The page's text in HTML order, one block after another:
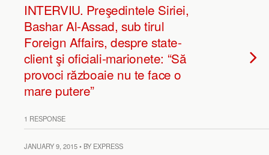
INTERVIU. Preşedintele Siriei,
Bashar Al-Assad, sub tirul
Foreign Affairs, despre state-
client şi oficiali-marionete: “Să
provoci războaie nu te face o
mare putere”
1 RESPONSE
JANUARY 9, 2015 • BY EXPRESS